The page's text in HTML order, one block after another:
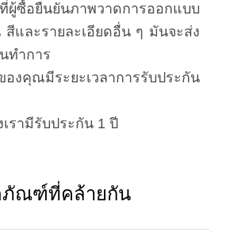
อยืนยันภาพวาดการออกแบบ
สีและรายละเอียดอื่น ๆ มันจะส่ง
ทําการ
คุณมีระยะเวลาการรับประกัน
รามีรับประกัน 1 ปี
ภัณฑ์ที่คล้ายกัน